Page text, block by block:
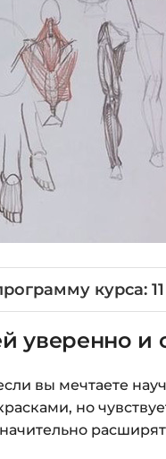
курса:
уверенно и
вы мечтаете
но